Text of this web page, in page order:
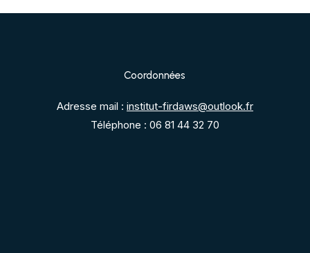
Coordonnées
Adresse mail : institut-firdaws@outlook.fr
Téléphone : 06 81 44 32 70